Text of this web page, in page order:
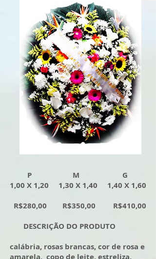
P M G
1,00 X 1,20 1,30 X 1,40 1,40 X 1,60
R$280,00 R$350,00 R$410,00
DESCRIÇÃO DO PRODUTO
calábria, rosas brancas, cor de rosa e
amarela, copo de leite, estreliza,